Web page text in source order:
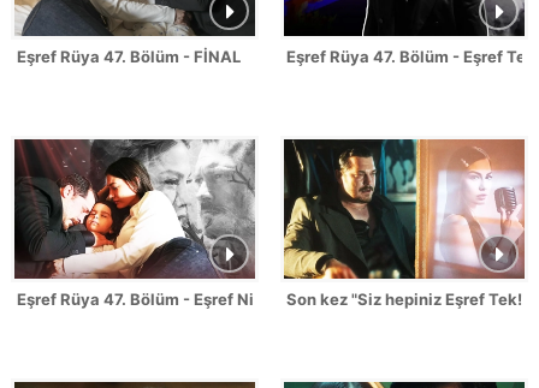
Eşref Rüya 47. Bölüm - FİNAL Eşref Rüya 47. Bölüm - Eşref
Eşref Rüya 47. Bölüm - Eşref Nisan SahneleriSon kez "Siz hepiniz Eşref Tek!"